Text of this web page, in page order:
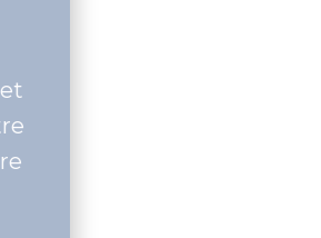
la
et
vôtre
votre